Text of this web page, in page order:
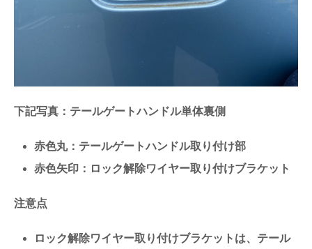
下記写真：テールゲートハンドル単体裏側
赤色丸：テールゲートハンドル取り付け部
赤色矢印：ロック解除ワイヤー取り付けブラケット
注意点
ロック解除ワイヤー取り付けブラケットは、テール